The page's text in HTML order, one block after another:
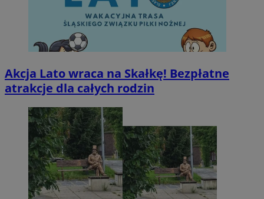
Akcja Lato wraca na Skałkę! Bezpłatne
atrakcje dla całych rodzin